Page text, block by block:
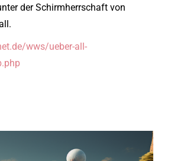
der Schirmherrschaft von
wws/ueber-all-